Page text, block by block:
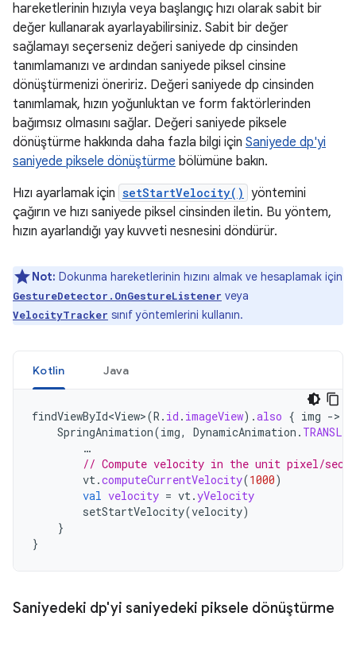
hareketlerinin hızıyla veya başlangıç hızı olarak sabit bir
değer kullanarak ayarlayabilirsiniz. Sabit bir değer
sağlamayı seçerseniz değeri saniyede dp cinsinden
tanımlamanızı ve ardından saniyede piksel cinsine
dönüştürmenizi öneririz. Değeri saniyede dp cinsinden
tanımlamak, hızın yoğunluktan ve form faktörlerinden
bağımsız olmasını sağlar. Değeri saniyede piksele
dönüştürme hakkında daha fazla bilgi için Saniyede dp'yi
saniyede piksele dönüştürme bölümüne bakın.
Hızı ayarlamak için setStartVelocity() yöntemini
çağırın ve hızı saniyede piksel cinsinden iletin. Bu yöntem,
hızın ayarlandığı yay kuvveti nesnesini döndürür.
Not: Dokunma hareketlerinin hızını almak ve hesaplamak için
GestureDetector.OnGestureListener veya
VelocityTracker sınıf yöntemlerini kullanın.
Kotlin Java
findViewById<View>(R . id . imageView).also { img -
SpringAnimation(img, DynamicAnimation .
…
// Compute velocity in the unit pixel/
vt.computeCurrentVelocity(1000)
val velocity = vt.yVelocity
setStartVelocity(velocity)
}
}
Saniyedeki dp'yi saniyedeki piksele dönüştürme